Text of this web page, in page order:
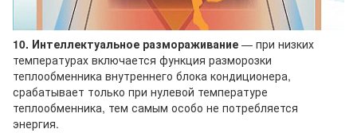
10. Интеллектуальное размораживание — при низких
температурах включается функция разморозки
теплообменника внутреннего блока кондиционера,
срабатывает только при нулевой температуре
теплообменника, тем самым особо не потребляется
энергия.